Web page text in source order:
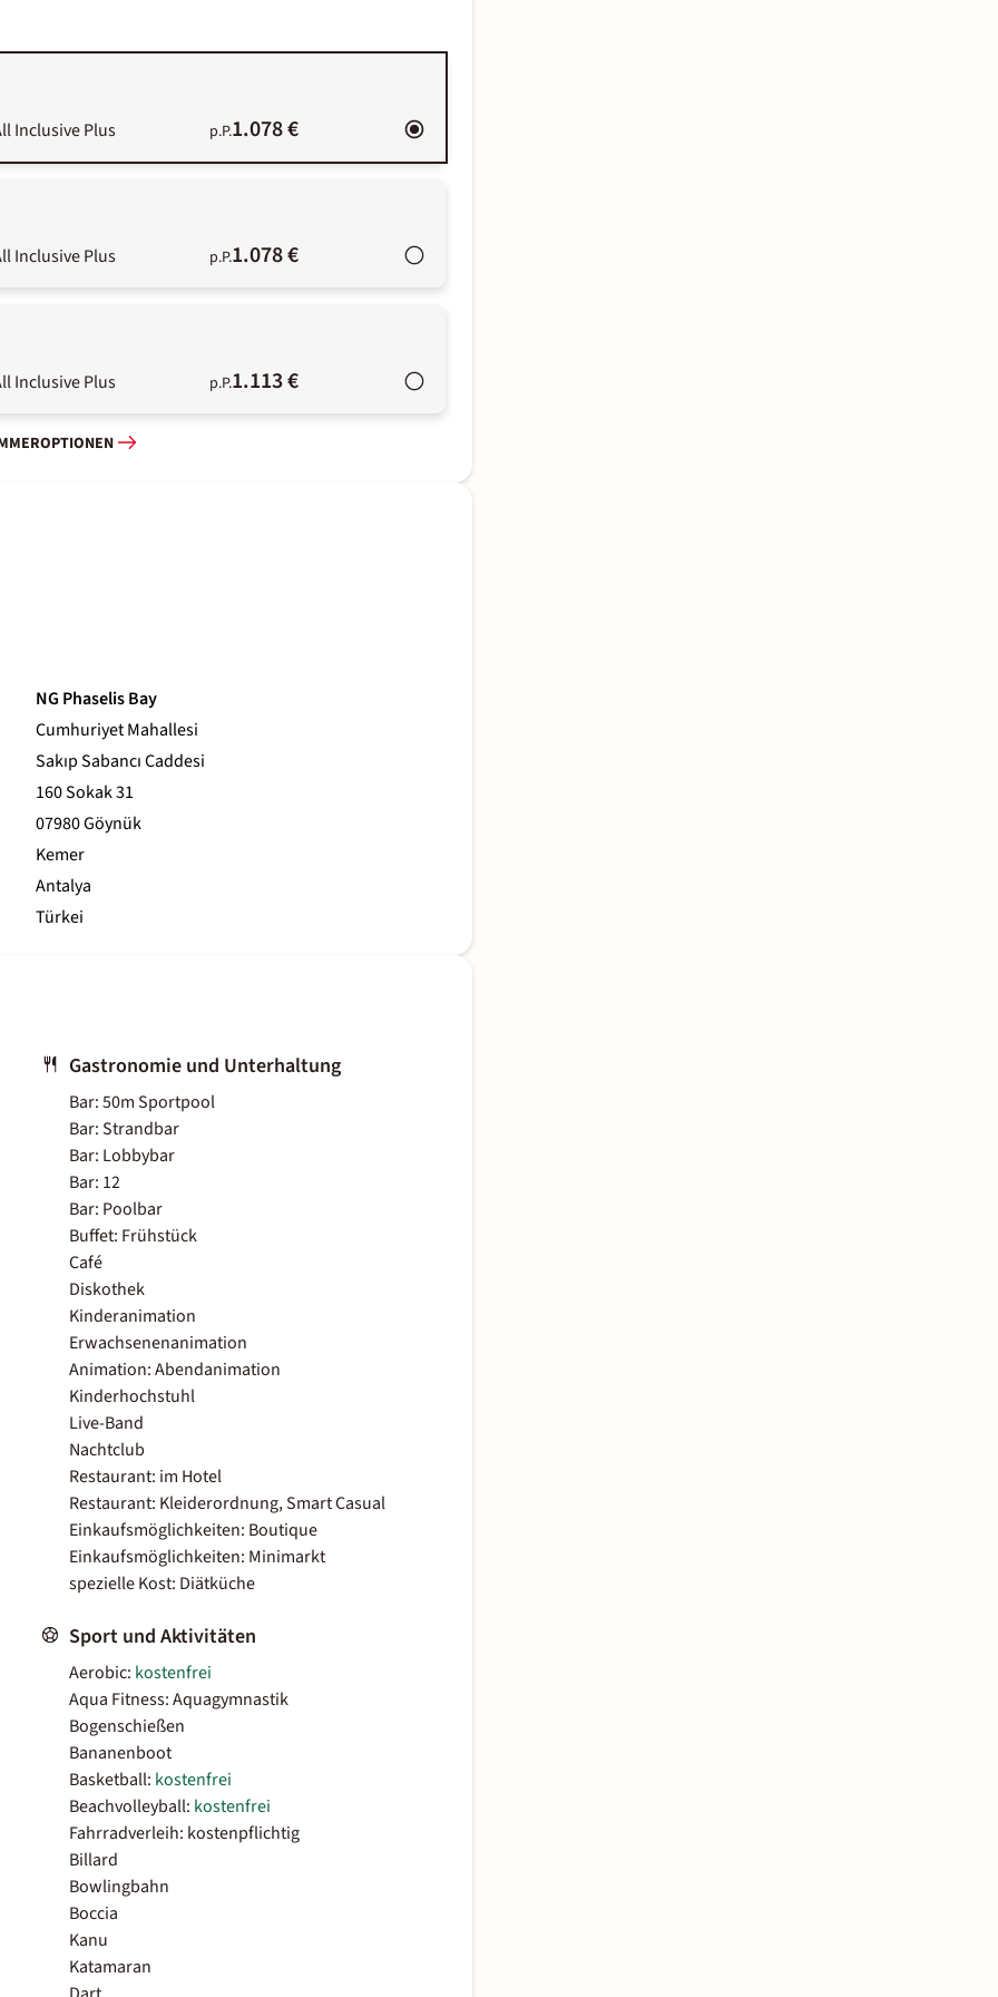
Inclusive Plus p.P.1.078 €
Inclusive Plus p.P.1.078 €
Inclusive Plus p.P.1.113 €
NG Phaselis Bay
Cumhuriyet Mahallesi
Sakıp Sabancı Caddesi
160 Sokak 31
07980 Göynük
Kemer
Antalya
Türkei
Gastronomie und Unterhaltung
Bar: 50m Sportpool
Bar: Strandbar
Bar: Lobbybar
Bar: 12
Bar: Poolbar
Buffet: Frühstück
Café
Diskothek
Kinderanimation
Erwachsenenanimation
Animation: Abendanimation
Kinderhochstuhl
Live-Band
Nachtclub
Restaurant: im Hotel
Restaurant: Kleiderordnung, Smart Casual
Einkaufsmöglichkeiten: Boutique
Einkaufsmöglichkeiten: Minimarkt
spezielle Kost: Diätküche
Sport und Aktivitäten
Aerobic: kostenfrei
Aqua Fitness: Aquagymnastik
Bogenschießen
Bananenboot
Basketball: kostenfrei
Beachvolleyball: kostenfrei
Fahrradverleih: kostenpflichtig
Billard
Bowlingbahn
Boccia
Kanu
Katamaran